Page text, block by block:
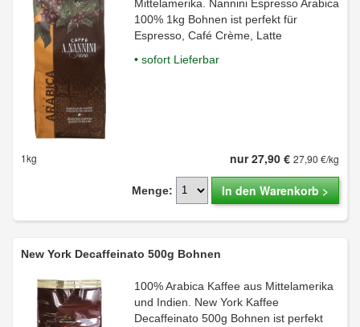
Mittelamerika. Nannini Espresso Arabica
100% 1kg Bohnen ist perfekt für
Espresso, Café Crème, Latte
• sofort Lieferbar
1kg nur 27,90 € 27,90 €/kg
Menge: In den Warenkorb >
New York Decaffeinato 500g Bohnen
100% Arabica Kaffee aus Mittelamerika
und Indien. New York Kaffee
Decaffeinato 500g Bohnen ist perfekt